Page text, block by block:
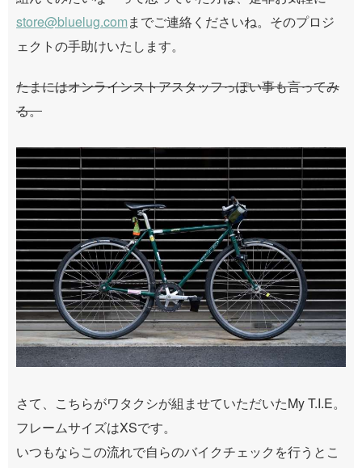
store@bluelug.comまでご連絡くださいね。そのプロジ
ェクトの手助けいたします。
たまにはオンラインストアスタッフっぽい事も言ってみ
る。
さて、こちらがワタクシが組ませていただいたMy T.I.E。
フレームサイズはXSです。
いつもならこの流れで自らのバイクチェックを行うとこ